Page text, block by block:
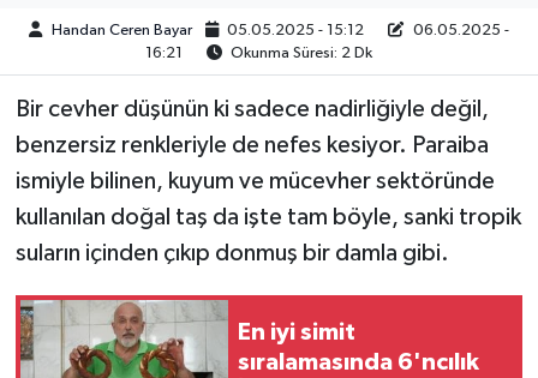
Handan Ceren Bayar 05.05.2025 - 15:12
06.05.2025 -
16:21
Okunma Süresi: 2 Dk
Bir cevher düşünün ki sadece nadirliğiyle değil,
benzersiz renkleriyle de nefes kesiyor. Paraiba
ismiyle bilinen, kuyum ve mücevher sektöründe
kullanılan doğal taş da işte tam böyle, sanki tropik
suların içinden çıkıp donmuş bir damla gibi.
En iyi simit
sıralamasında 6'ncılık